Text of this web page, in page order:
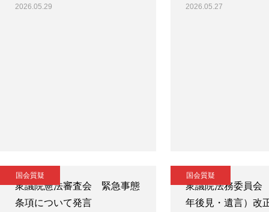
2026.05.29 2026.05.27
国会質疑
衆議院憲法審査会 緊急事態
条項について発言
国会質疑
衆議院法務委員
年後見・遺言）改